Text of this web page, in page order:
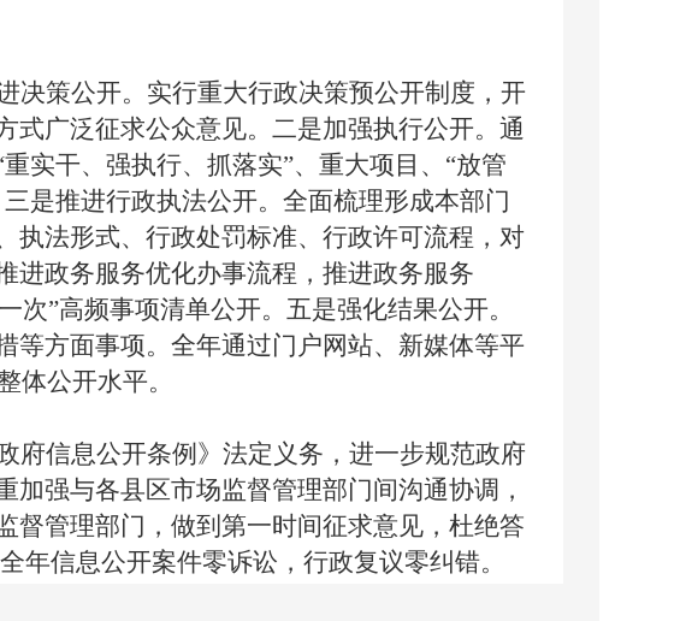
决策公开。实行重大行政决策预公开制度，开
式广泛征求公众意见。二是加强执行公开。通
实干、强执行、抓落实”、重大项目、“放管
是推进行政执法公开。全面梳理形成本部门
执法形式、行政处罚标准、行政许可流程，对
进政务服务优化办事流程，推进政务服务
次”高频事项清单公开。五是强化结果公开。
等方面事项。全年通过门户网站、新媒体等平
体公开水平。
府信息公开条例》法定义务，进一步规范政府
强与各县区市场监督管理部门间沟通协调，
督管理部门，做到第一时间征求意见，杜绝答
年信息公开案件零诉讼，行政复议零纠错。